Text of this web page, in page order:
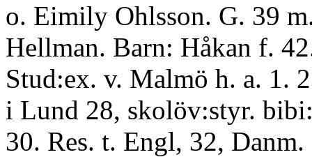
o. Eimily Ohlsson. G. 39
Hellman. Barn: Håkan f.
Stud:ex. v. Malmö h. a. 1.
i Lund 28, skolöv:styr.
30. Res. t. Engl, 32,